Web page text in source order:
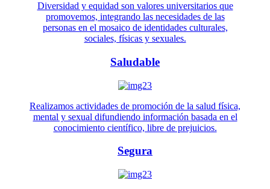
Diversidad y equidad son valores universitarios que
promovemos, integrando las necesidades de las
personas en el mosaico de identidades culturales,
sociales, físicas y sexuales.
Saludable
Realizamos actividades de promoción de la salud física,
mental y sexual difundiendo información basada en el
conocimiento científico, libre de prejuicios.
Segura